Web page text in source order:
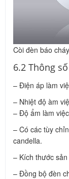
Còi đèn báo
6.2 Thông
– Điện áp
– Nhiệt độ
– Độ ẩm
– Có các tùy
candella.
– Kích thước sản
– Đồng bộ đèn